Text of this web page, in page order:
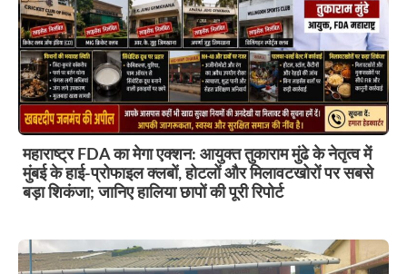
महाराष्ट्र FDA का मेगा एक्शन: आयुक्त तुकाराम मुंढे के नेतृत्व में
मुंबई के हाई-प्रोफाइल क्लबों, होटलों और मिलावटखोरों पर सबसे
बड़ा शिकंजा; जानिए हालिया छापों की पूरी रिपोर्ट